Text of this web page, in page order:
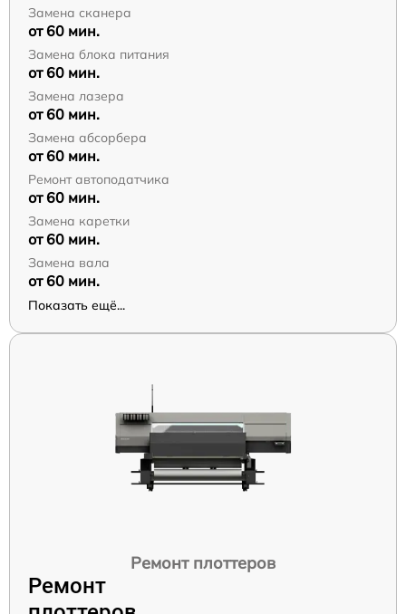
Замена сканера
от 60 мин.
Замена блока питания
от 60 мин.
Замена лазера
от 60 мин.
Замена абсорбера
от 60 мин.
Ремонт автоподатчика
от 60 мин.
Замена каретки
от 60 мин.
Замена вала
от 60 мин.
Показать ещё...
Ремонт плоттеров
Ремонт